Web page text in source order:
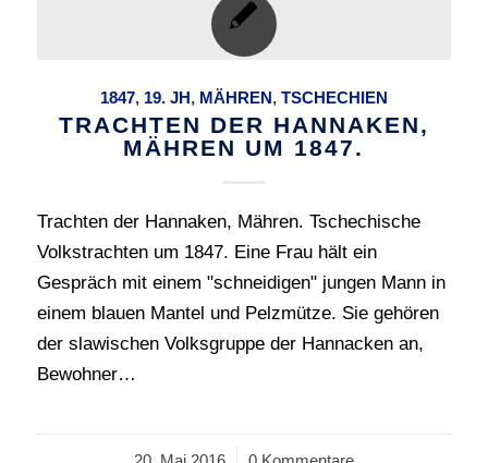
1847, 19. JH, MÄHREN, TSCHECHIEN
TRACHTEN DER HANNAKEN,
MÄHREN UM 1847.
Trachten der Hannaken, Mähren. Tschechische
Volkstrachten um 1847. Eine Frau hält ein
Gespräch mit einem "schneidigen" jungen Mann in
einem blauen Mantel und Pelzmütze. Sie gehören
der slawischen Volksgruppe der Hannacken an,
Bewohner…